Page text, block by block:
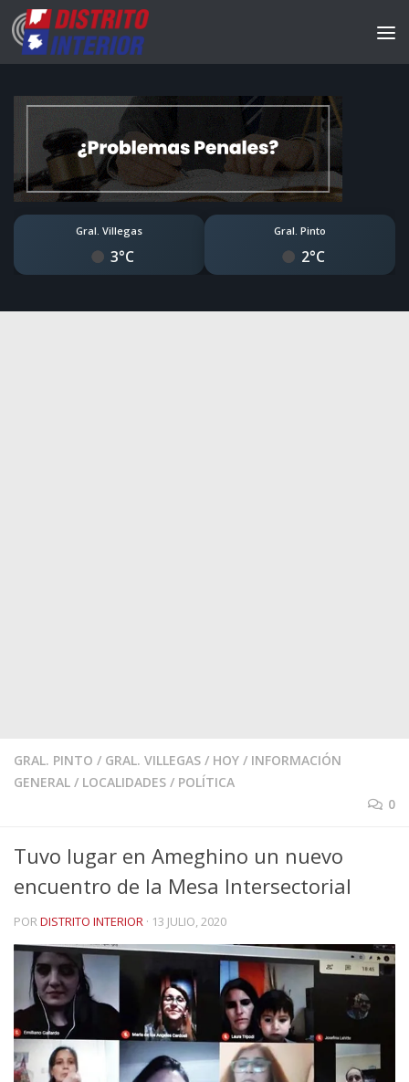
Gral. Villegas
3°C
Gral. Pinto
2°C
GRAL. PINTO / GRAL. VILLEGAS / HOY / INFORMACIÓN
GENERAL / LOCALIDADES / POLÍTICA
0
Tuvo lugar en Ameghino un nuevo
encuentro de la Mesa Intersectorial
PORDISTRITO INTERIOR · 13 JULIO, 2020